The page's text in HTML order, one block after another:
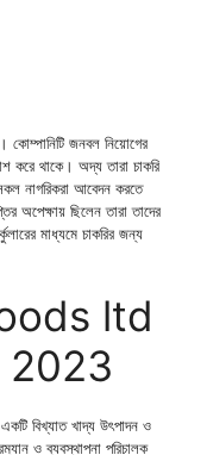
কোম্পানিটি জনবল নিয়োগের
করে থাকে। অদ্য তারা চাকরি
নাগরিকরা আবেদন করতে
অপেক্ষায় ছিলেন তারা তাদের
মাধ্যমে চাকরির জন্য
ltd
বিখ্যাত খাদ্য উৎপাদন ও
ও ব্যবস্থাপনা পরিচালক